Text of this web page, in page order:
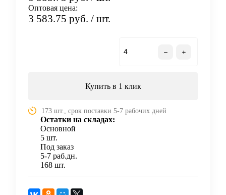
Оптовая цена:
3 583.75 руб. / шт.
Купить в 1 клик
173 шт., срок поставки 5-7 рабочих дней
Остатки на складах:
Основной
5 шт.
Под заказ
5-7 раб.дн.
168 шт.